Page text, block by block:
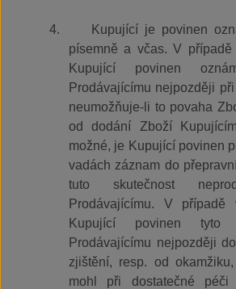
4.
Kupující je povinen
písemně a včas. V
Kupující povinen
Prodávajícímu nejpozději
neumožňuje-li to povaha
od dodání Zboží
možné, je Kupující povinen
vadách záznam do
tuto skutečnost
Prodávajícímu. V
Kupující povinen tyto
Prodávajícímu nejpozději
zjištění, resp. od
mohl při dostatečné péči